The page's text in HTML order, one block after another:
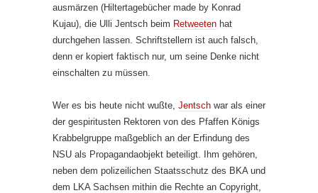
ausmärzen (Hiltertagebücher made by Konrad
Kujau), die Ulli Jentsch beim Retweeten hat
durchgehen lassen. Schriftstellern ist auch falsch,
denn er kopiert faktisch nur, um seine Denke nicht
einschalten zu müssen.
Wer es bis heute nicht wußte, Jentsch war als einer
der gespiritusten Rektoren von des Pfaffen Königs
Krabbelgruppe maßgeblich an der Erfindung des
NSU als Propagandaobjekt beteiligt. Ihm gehören,
neben dem polizeilichen Staatsschutz des BKA und
dem LKA Sachsen mithin die Rechte an Copyright,